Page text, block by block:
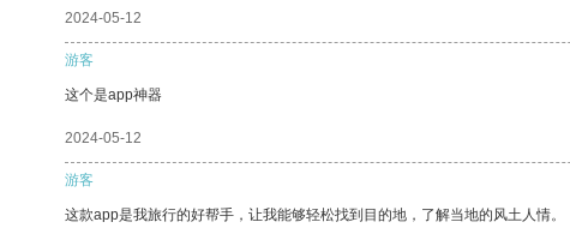
2024-05-12
游客
这个是app神器
2024-05-12
游客
这款app是我旅行的好帮手，让我能够轻松找到目的地，了解当地的风土人情。